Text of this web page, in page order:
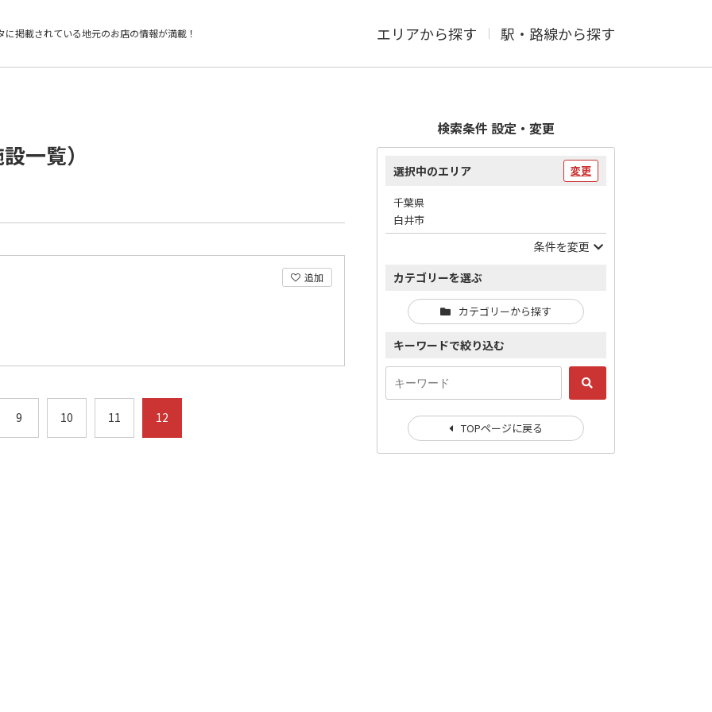
に掲載されている地元のお店の情報が満載！ エリアから探す 駅・路線から探す
一覧）
追加
9 10 11 12
検索条件 設定・変更
選択中のエリア 変更
千葉県
白井市
条件を変更
カテゴリーを選ぶ
カテゴリーから探す
キーワードで絞り込む
TOPページに戻る